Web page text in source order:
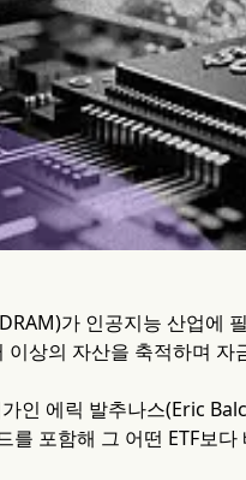
가 인공지능 산업에
이상의 자산을 축적하며 자
인 에릭 발추나스(Eric
를 포함해 그 어떤 ETF보